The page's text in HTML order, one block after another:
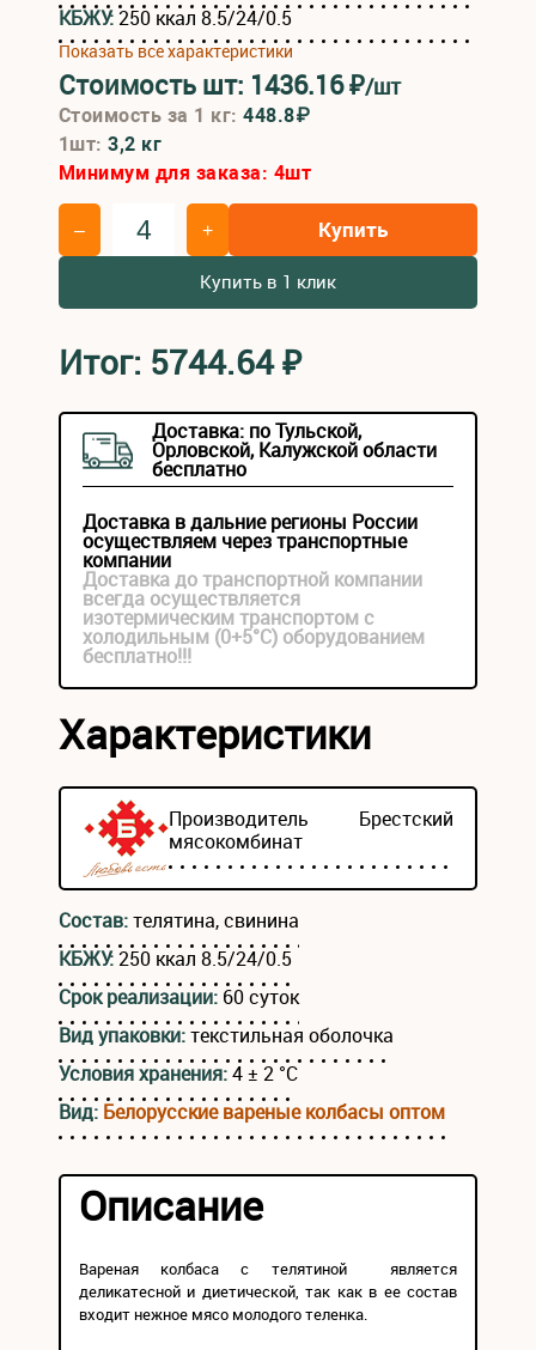
КБЖУ:250 ккал 8.5/24/0.5
Показать все характеристики
Стоимость шт: 1436.16₽/шт
Стоимость за 1 кг:448.8₽
1шт:3,2 кг
Минимум для заказа: 4шт
– + Купить
Купить в 1 клик
Итог: 5744.64₽
Доставка: по Тульской,
Орловской, Калужской области
бесплатно
Доставка в дальние регионы России
осуществляем через транспортные
компании
Доставка до транспортной компании
всегда осуществляется
изотермическим транспортом с
холодильным (0+5°С) оборудованием
бесплатно!!!
Характеристики
Производитель Брестский
мясокомбинат
Состав:телятина, свинина
КБЖУ:250 ккал 8.5/24/0.5
Срок реализации: 60 суток
Вид упаковки:текстильная оболочка
Условия хранения:4 ± 2 °С
Вид: Белорусские вареные колбасы оптом
Описание
Вареная колбаса с телятиной является
деликатесной и диетической, так как в ее состав
входит нежное мясо молодого теленка.